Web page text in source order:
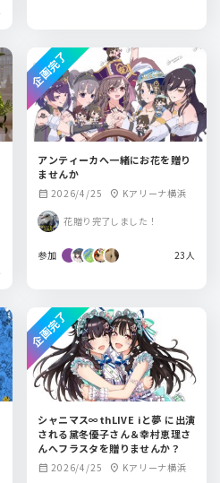
アンティーカへ一緒にお花を贈り
ませんか
calendar_month 2026/4/25 location_on Kアリーナ横浜
花贈り完了しました！
参加 23人
企画完了
シャニマス∞thLIVE iと夢 に出演
される黛冬優子さん＆幸村恵理さ
んへフラスタを贈りませんか？
calendar_month 2026/4/25 location_on Kアリーナ横浜
企画完了